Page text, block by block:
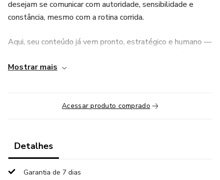
desejam se comunicar com autoridade, sensibilidade e
constância, mesmo com a rotina corrida.
Aqui, seu conteúdo já vem pronto, estratégico e humano —
e temas que despertam identificação imediata do seu
O que você encontra no Pack:
Mostrar mais
Acessar produto comprado
Detalhes
Garantia de 7 dias